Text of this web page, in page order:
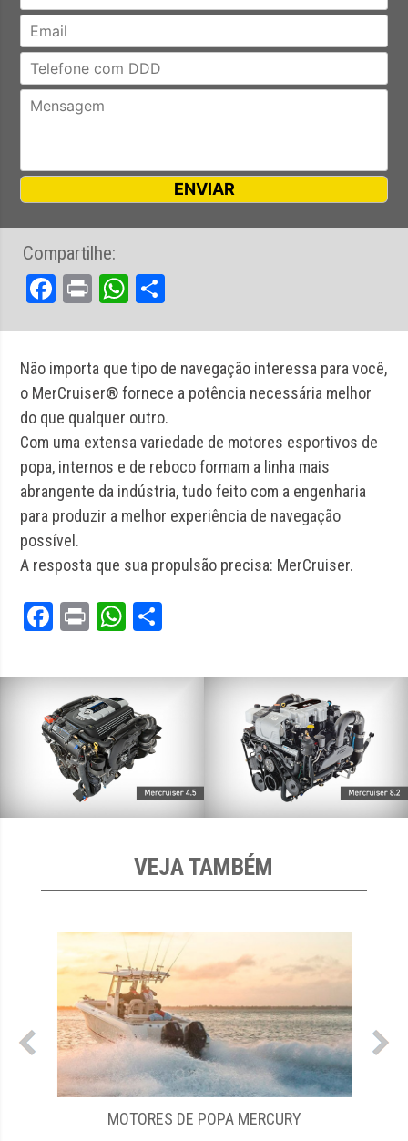
Não importa que tipo de navegação interessa para você,
o MerCruiser® fornece a potência necessária melhor
do que qualquer outro.
Com uma extensa variedade de motores esportivos de
popa, internos e de reboco formam a linha mais
abrangente da indústria, tudo feito com a engenharia
para produzir a melhor experiência de navegação
possível.
A resposta que sua propulsão precisa: MerCruiser.
Facebook
PrintWhatsApp
Compartilhe:
Facebook
PrintWhatsApp
VEJA TAMBÉM
DE POPA MERCURY